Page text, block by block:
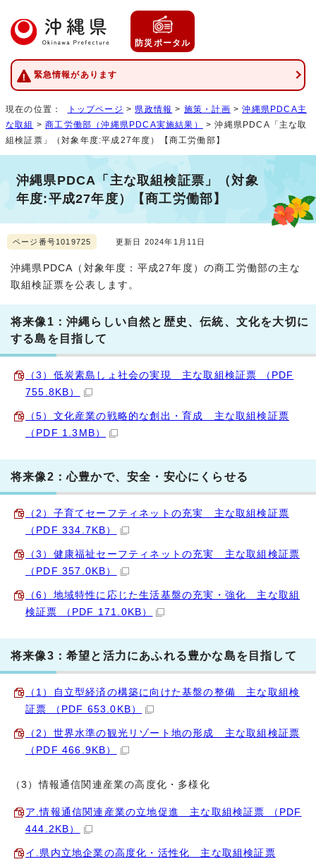
防災ポータル
緊急情報があります
現在の位置： トップページ > 県政情報 > 施策・計画 >沖縄県PDCA主
な取組 >商工労働部（沖縄県PDCA実施結果）
> 沖縄県PDCA「主な取
組検証票」（対象年度:平成27年度）【商工労働部】
沖縄県PDCA「主な取組検証票」（対象
年度:平成27年度）【商工労働部】
ページ番号1019725 更新日 2024年1月11日
沖縄県PDCA（対象年度：平成27年度）の商工労働部の主な
取組検証票を公表します。
将来像1：沖縄らしい自然と歴史、伝統、文化を大切に
する島を目指して
（3）低炭素島しょ社会の実現 主な取組検証票 （PDF
755.8KB）
（5）文化産業の戦略的な創出・育成 主な取組検証票
（PDF 1.3MB）
将来像2：心豊かで、安全・安心にくらせる
（2）子育てセーフティネットの充実 主な取組検証票
（PDF 334.7KB）
（3）健康福祉セーフティネットの充実 主な取組検証票
（PDF 357.0KB）
（6）地域特性に応じた生活基盤の充実・強化 主な取組
検証票 （PDF 171.0KB）
将来像3：希望と活力にあふれる豊かな島を目指して
（1）自立型経済の構築に向けた基盤の整備 主な取組検
証票 （PDF 653.0KB）
（2）世界水準の観光リゾート地の形成 主な取組検証票
（PDF 466.9KB）
（3）情報通信関連産業の高度化・多様化
ア.情報通信関連産業の立地促進 主な取組検証票 （PDF
444.2KB）
イ.県内立地企業の高度化・活性化 主な取組検証票